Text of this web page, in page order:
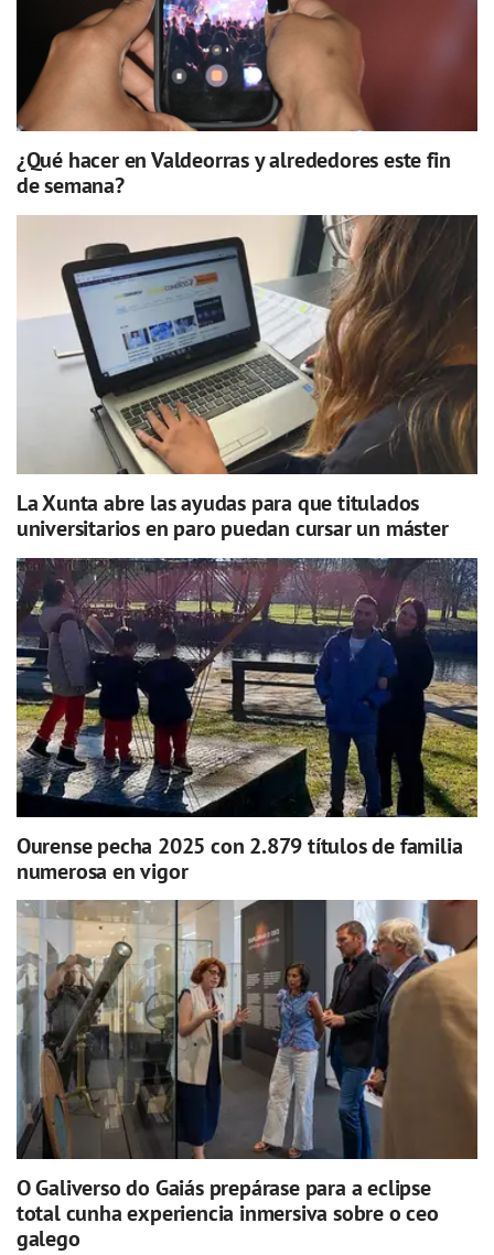
¿Qué hacer en Valdeorras y alrededores este fin
de semana?
La Xunta abre las ayudas para que titulados
universitarios en paro puedan cursar un máster
Ourense pecha 2025 con 2.879 títulos de familia
numerosa en vigor
O Galiverso do Gaiás prepárase para a eclipse
total cunha experiencia inmersiva sobre o ceo
galego